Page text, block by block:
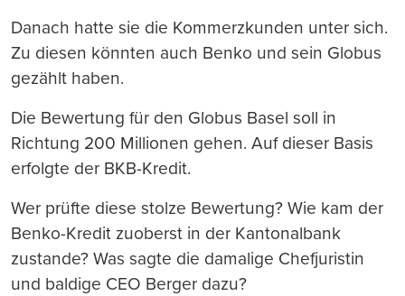
Danach hatte sie die Kommerzkunden unter sich.
Zu diesen könnten auch Benko und sein Globus
gezählt haben.
Die Bewertung für den Globus Basel soll in
Richtung 200 Millionen gehen. Auf dieser Basis
erfolgte der BKB-Kredit.
Wer prüfte diese stolze Bewertung? Wie kam der
Benko-Kredit zuoberst in der Kantonalbank
zustande? Was sagte die damalige Chefjuristin
und baldige CEO Berger dazu?